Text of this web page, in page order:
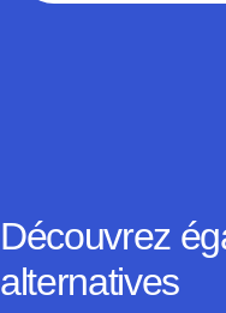
Découvrez
alternatives